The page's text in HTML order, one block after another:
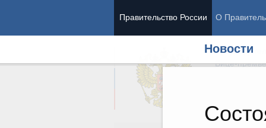
Правительство России О
Новости
Вице-